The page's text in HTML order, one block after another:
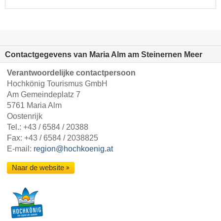
Contactgegevens van Maria Alm am Steinernen Meer
Verantwoordelijke contactpersoon
Hochkönig Tourismus GmbH
Am Gemeindeplatz 7
5761 Maria Alm
Oostenrijk
Tel.: +43 / 6584 / 20388
Fax: +43 / 6584 / 2038825
E-mail: region@hochkoenig.at
Naar de website